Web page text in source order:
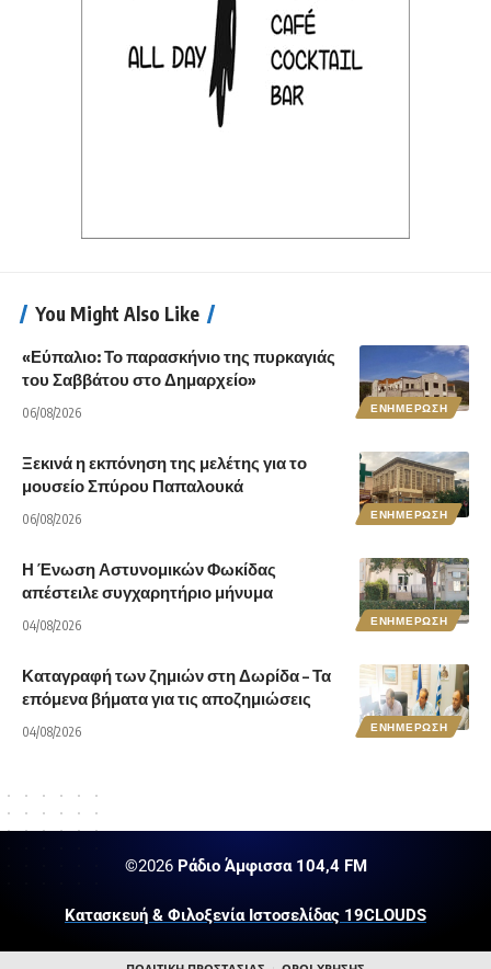
You Might Also Like
ΕΝΗΜΕΡΩΣΗ
«Εύπαλιο: Το παρασκήνιο της πυρκαγιάς
του Σαββάτου στο Δημαρχείο»
06/08/2026
ΕΝΗΜΕΡΩΣΗ
Ξεκινά η εκπόνηση της μελέτης για το
μουσείο Σπύρου Παπαλουκά
06/08/2026
ΕΝΗΜΕΡΩΣΗ
Η Ένωση Αστυνομικών Φωκίδας
απέστειλε συγχαρητήριο μήνυμα
04/08/2026
ΕΝΗΜΕΡΩΣΗ
Καταγραφή των ζημιών στη Δωρίδα – Τα
επόμενα βήματα για τις αποζημιώσεις
04/08/2026
©2026Ράδιο Άμφισσα 104,4 FM
Κατασκευή & Φιλοξενία Ιστοσελίδας 19CLOUDS